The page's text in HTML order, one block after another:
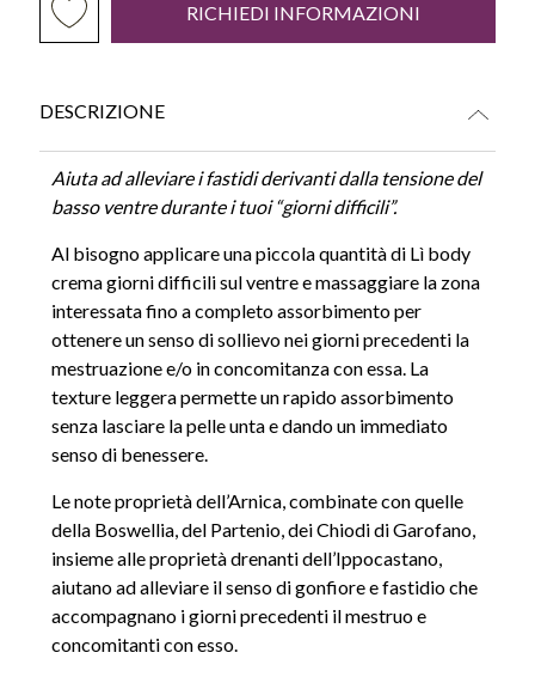
RICHIEDI INFORMAZIONI
DESCRIZIONE
Aiuta ad alleviare i fastidi derivanti dalla tensione del
basso ventre durante i tuoi “giorni difficili”.
Al bisogno applicare una piccola quantità di Lì body
crema giorni difficili sul ventre e massaggiare la zona
interessata fino a completo assorbimento per
ottenere un senso di sollievo nei giorni precedenti la
mestruazione e/o in concomitanza con essa. La
texture leggera permette un rapido assorbimento
senza lasciare la pelle unta e dando un immediato
senso di benessere.
Le note proprietà dell’Arnica, combinate con quelle
della Boswellia, del Partenio, dei Chiodi di Garofano,
insieme alle proprietà drenanti dell’Ippocastano,
aiutano ad alleviare il senso di gonfiore e fastidio che
accompagnano i giorni precedenti il mestruo e
concomitanti con esso.